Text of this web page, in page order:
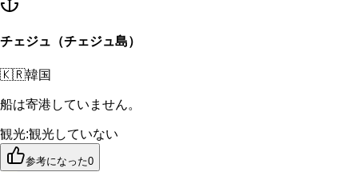
チェジュ（チェジュ島）
🇰🇷韓国
船は寄港していません。
観光:観光していない
参考になった0